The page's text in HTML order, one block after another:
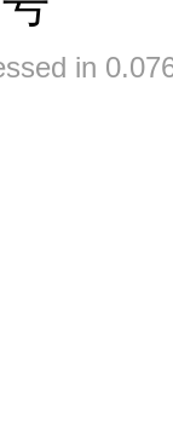
in